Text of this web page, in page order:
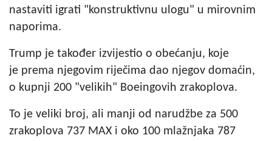
nastaviti igrati "konstruktivnu ulogu" u mirovnim
naporima.
Trump je također izvijestio o obećanju, koje
je prema njegovim riječima dao njegov domaćin,
o kupnji 200 "velikih" Boeingovih zrakoplova.
To je veliki broj, ali manji od narudžbe za 500
zrakoplova 737 MAX i oko 100 mlažnjaka 787